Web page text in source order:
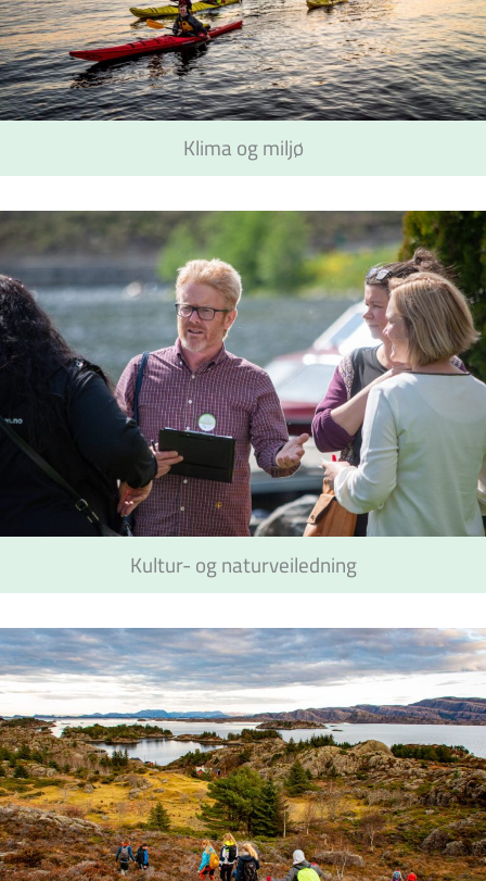
Klima og miljø
Kultur- og naturveiledning